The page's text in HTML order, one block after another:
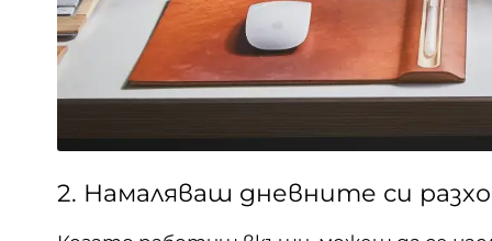
2. Намаляваш дневните си